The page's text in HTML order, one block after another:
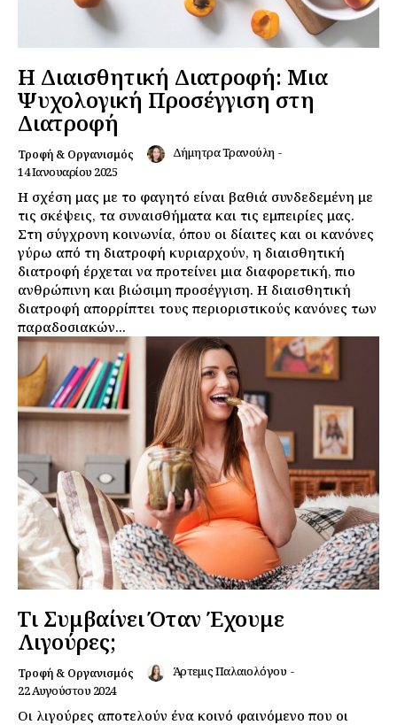
Η Διαισθητική Διατροφή: Μια
Ψυχολογική Προσέγγιση στη
Διατροφή
Τροφή & Οργανισμός Δήμητρα Τρανούλη -
14 Ιανουαρίου 2025
Η σχέση μας με το φαγητό είναι βαθιά συνδεδεμένη με
τις σκέψεις, τα συναισθήματα και τις εμπειρίες μας.
Στη σύγχρονη κοινωνία, όπου οι δίαιτες και οι κανόνες
γύρω από τη διατροφή κυριαρχούν, η διαισθητική
διατροφή έρχεται να προτείνει μια διαφορετική, πιο
ανθρώπινη και βιώσιμη προσέγγιση. Η διαισθητική
διατροφή απορρίπτει τους περιοριστικούς κανόνες των
παραδοσιακών...
Τι Συμβαίνει Όταν Έχουμε
Λιγούρες;
Τροφή & Οργανισμός Άρτεμις Παλαιολόγου -
22 Αυγούστου 2024
Οι λιγούρες αποτελούν ένα κοινό φαινόμενο που οι